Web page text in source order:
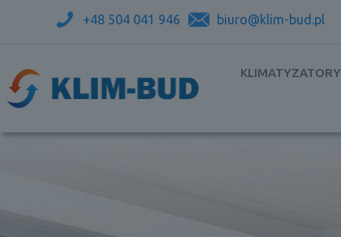
+48 504 041 946 biuro@klim-bud.pl
KLIMATYZATORY